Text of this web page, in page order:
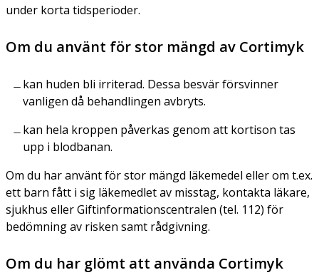
under korta tidsperioder.
Om du använt för stor mängd av Cortimyk
kan huden bli irriterad. Dessa besvär försvinner
vanligen då behandlingen avbryts.
kan hela kroppen påverkas genom att kortison tas
upp i blodbanan.
Om du har använt för stor mängd läkemedel eller om t.ex.
ett barn fått i sig läkemedlet av misstag, kontakta läkare,
sjukhus eller Giftinformationscentralen (tel. 112) för
bedömning av risken samt rådgivning.
Om du har glömt att använda Cortimyk